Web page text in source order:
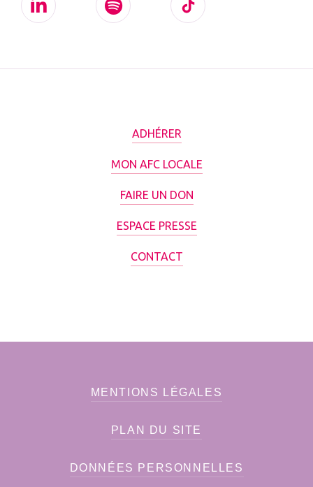
ADHÉRER
MON AFC LOCALE
FAIRE UN DON
ESPACE PRESSE
CONTACT
MENTIONS LÉGALES
PLAN DU SITE
DONNÉES PERSONNELLES